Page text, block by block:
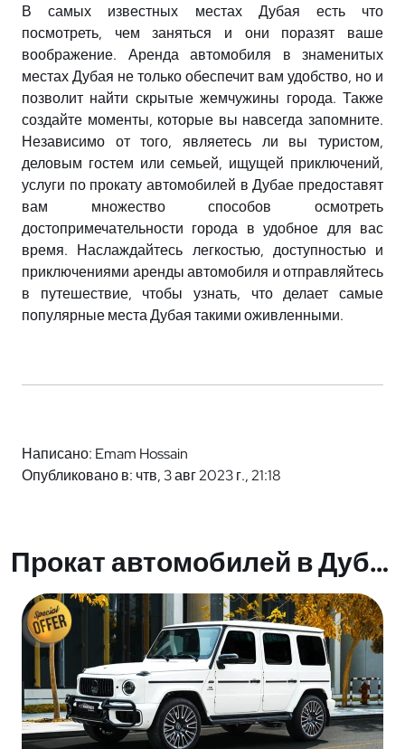
В самых известных местах Дубая есть что
посмотреть, чем заняться и они поразят ваше
воображение. Аренда автомобиля в знаменитых
местах Дубая не только обеспечит вам удобство, но и
позволит найти скрытые жемчужины города. Также
создайте моменты, которые вы навсегда запомните.
Независимо от того, являетесь ли вы туристом,
деловым гостем или семьей, ищущей приключений,
услуги по прокату автомобилей в Дубае предоставят
вам множество способов осмотреть
достопримечательности города в удобное для вас
время. Наслаждайтесь легкостью, доступностью и
приключениями аренды автомобиля и отправляйтесь
в путешествие, чтобы узнать, что делает самые
популярные места Дубая такими оживленными.
Написано: Emam Hossain
Опубликовано в: чтв, 3 авг 2023 г., 21:18
Прокат автомобилей в Дубае